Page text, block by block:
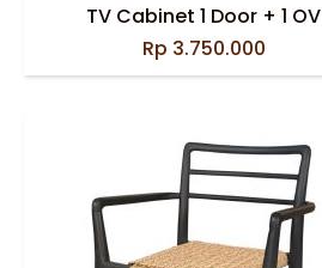
TV Cabinet 1 Door + 1 OV
Rp 3.750.000